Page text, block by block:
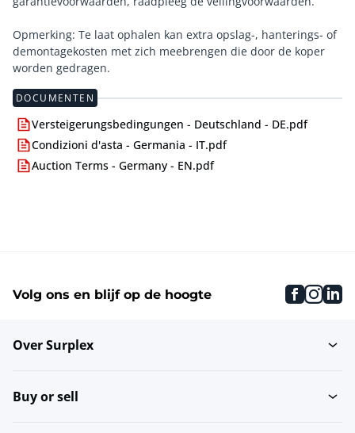
Opmerking: Te laat ophalen kan extra opslag-, hanterings- of
demontagekosten met zich meebrengen die door de koper
worden gedragen.
DOCUMENTEN
Versteigerungsbedingungen - Deutschland - DE.pdf
Condizioni d'asta - Germania - IT.pdf
Auction Terms - Germany - EN.pdf
Volg ons en blijf op de hoogte
Over Surplex
Buy or sell